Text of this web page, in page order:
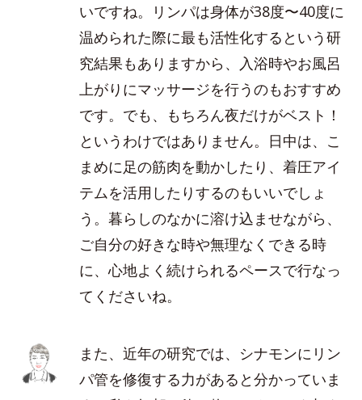
いですね。リンパは身体が38度〜40度に
温められた際に最も活性化するという研
究結果もありますから、入浴時やお風呂
上がりにマッサージを行うのもおすすめ
です。でも、もちろん夜だけがベスト！
というわけではありません。日中は、こ
まめに足の筋肉を動かしたり、着圧アイ
テムを活用したりするのもいいでしょ
う。暮らしのなかに溶け込ませながら、
ご自分の好きな時や無理なくできる時
に、心地よく続けられるペースで行なっ
てくださいね。
また、近年の研究では、シナモンにリン
パ管を修復する力があると分かっていま